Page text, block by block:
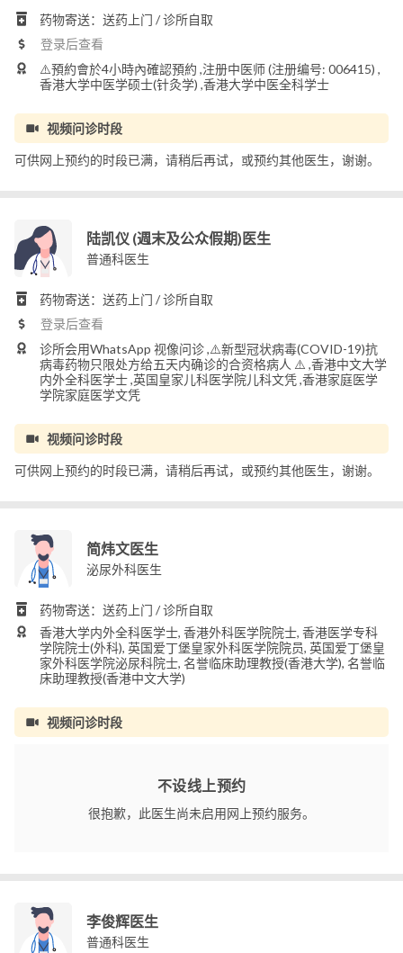
药物寄送：送药上门 / 诊所自取
登录后查看
⚠️預約會於4小時內確認預約 ,注册中医师 (注册编号: 006415) ,
香港大学中医学硕士(针灸学) ,香港大学中医全科学士
视频问诊时段
可供网上预约的时段已满，请稍后再试，或预约其他医生，谢谢。
陆凯仪 (週末及公众假期)医生
普通科医生
药物寄送：送药上门 / 诊所自取
登录后查看
诊所会用WhatsApp 视像问诊 ,⚠️新型冠状病毒(COVID-19)抗
病毒药物只限处方给五天内确诊的合资格病人 ⚠️ ,香港中文大学
内外全科医学士 ,英国皇家儿科医学院儿科文凭 ,香港家庭医学
学院家庭医学文凭
视频问诊时段
可供网上预约的时段已满，请稍后再试，或预约其他医生，谢谢。
简炜文医生
泌尿外科医生
药物寄送：送药上门 / 诊所自取
香港大学内外全科医学士, 香港外科医学院院士, 香港医学专科
学院院士(外科), 英国爱丁堡皇家外科医学院院员, 英国爱丁堡皇
家外科医学院泌尿科院士, 名誉临床助理教授(香港大学), 名誉临
床助理教授(香港中文大学)
视频问诊时段
不设线上预约
很抱歉，此医生尚未启用网上预约服务。
李俊辉医生
普通科医生